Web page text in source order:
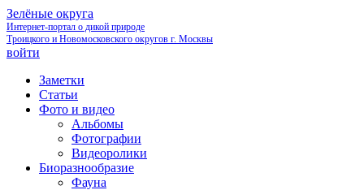
Зелёные округа
Интернет-портал о дикой природе
Троицкого и Новомосковского округов г. Москвы
войти
Заметки
Статьи
Фото и видео
Альбомы
Фотографии
Видеоролики
Биоразнообразие
Фауна